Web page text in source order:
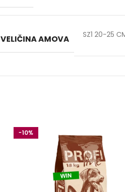
VELIČINA AMOVA SZ1 20-25
-10%